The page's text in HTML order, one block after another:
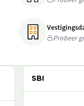
Probeer
SBI